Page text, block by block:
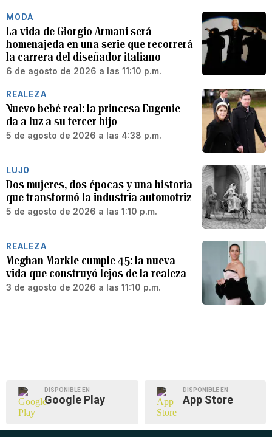
MODA
La vida de Giorgio Armani será
homenajeda en una serie que recorrerá
la carrera del diseñador italiano
6 de agosto de 2026 a las 11:10 p.m.
REALEZA
Nuevo bebé real: la princesa Eugenie
da a luz a su tercer hijo
5 de agosto de 2026 a las 4:38 p.m.
LUJO
Dos mujeres, dos épocas y una historia
que transformó la industria automotriz
5 de agosto de 2026 a las 1:10 p.m.
REALEZA
Meghan Markle cumple 45: la nueva
vida que construyó lejos de la realeza
3 de agosto de 2026 a las 11:10 p.m.
DISPONIBLE EN
Google Play
DISPONIBLE EN
App Store